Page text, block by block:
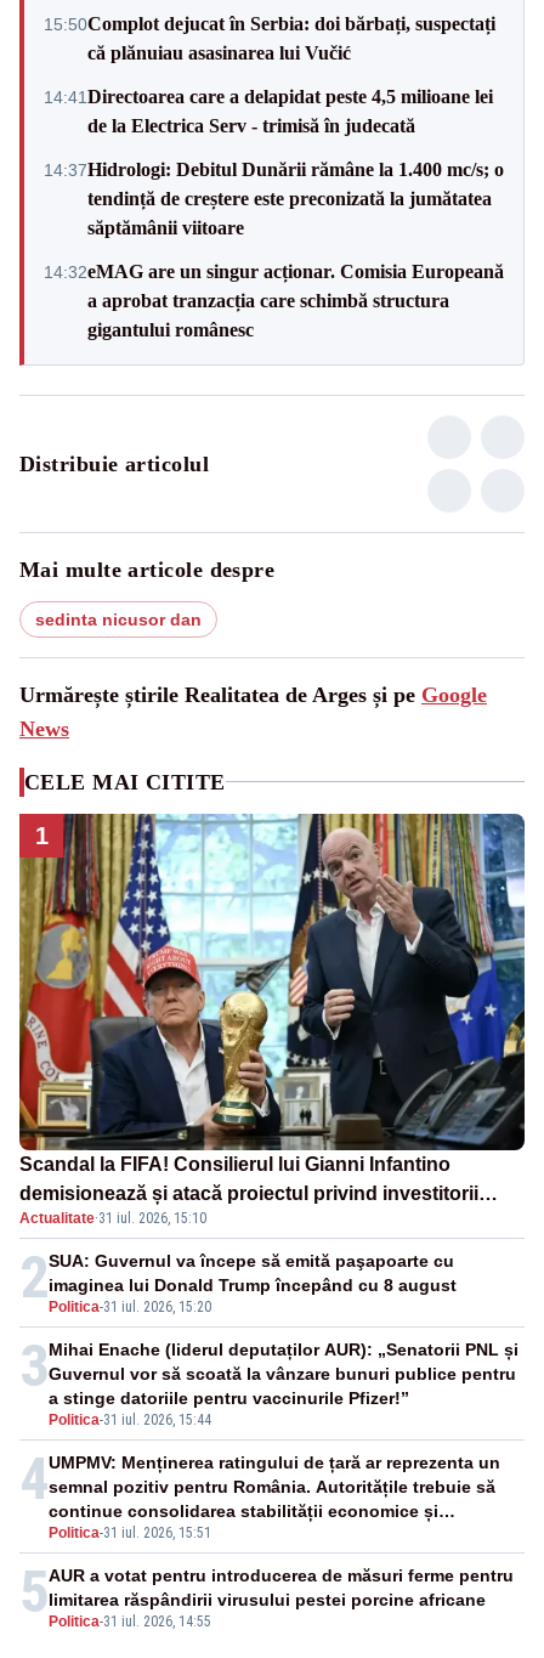
15:50Complot dejucat în Serbia: doi bărbați, suspectați
că plănuiau asasinarea lui Vučić
14:41Directoarea care a delapidat peste 4,5 milioane lei
de la Electrica Serv - trimisă în judecată
14:37Hidrologi: Debitul Dunării rămâne la 1.400 mc/s; o
tendință de creștere este preconizată la jumătatea
săptămânii viitoare
14:32eMAG are un singur acționar. Comisia Europeană
a aprobat tranzacția care schimbă structura
gigantului românesc
Distribuie articolul
Mai multe articole despre
sedinta nicusor dan
Urmărește știrile Realitatea de Arges și pe Google
News
CELE MAI CITITE
1
Scandal la FIFA! Consilierul lui Gianni Infantino
demisionează și atacă proiectul privind investitorii
străini
Actualitate·31 iul. 2026, 15:10
2 Politica-31 iul. 2026, 15:20
SUA: Guvernul va începe să emită paşapoarte cu
imaginea lui Donald Trump începând cu 8 august
3
Politica-31 iul. 2026, 15:44
Mihai Enache (liderul deputaților AUR): „Senatorii PNL și
Guvernul vor să scoată la vânzare bunuri publice pentru
a stinge datoriile pentru vaccinurile Pfizer!”
4
Politica-31 iul. 2026, 15:51
UMPMV: Menținerea ratingului de țară ar reprezenta un
semnal pozitiv pentru România. Autoritățile trebuie să
continue consolidarea stabilității economice și
financiare
5 Politica-31 iul. 2026, 14:55
AUR a votat pentru introducerea de măsuri ferme pentru
limitarea răspândirii virusului pestei porcine africane